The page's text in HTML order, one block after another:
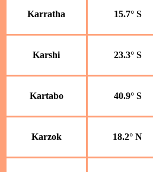
Karratha 15.7° S
Karshi 23.3° S
Kartabo 40.9° S
Karzok 18.2° N